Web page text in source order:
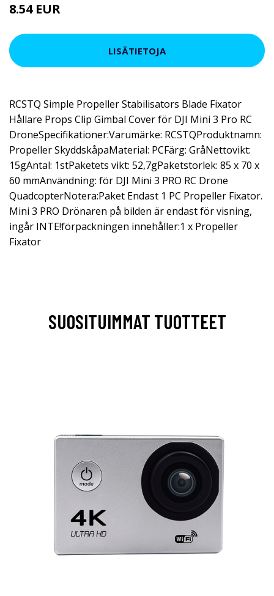
8.54 EUR
LISÄTIETOJA
RCSTQ Simple Propeller Stabilisators Blade Fixator
Hållare Props Clip Gimbal Cover för DJI Mini 3 Pro RC
DroneSpecifikationer:Varumärke: RCSTQProduktnamn:
Propeller SkyddskåpaMaterial: PCFärg: GråNettovikt:
15gAntal: 1stPaketets vikt: 52,7gPaketstorlek: 85 x 70 x
60 mmAnvändning: för DJI Mini 3 PRO RC Drone
QuadcopterNotera:Paket Endast 1 PC Propeller Fixator.
Mini 3 PRO Drönaren på bilden är endast för visning,
ingår INTE!förpackningen innehåller:1 x Propeller
Fixator
SUOSITUIMMAT TUOTTEET